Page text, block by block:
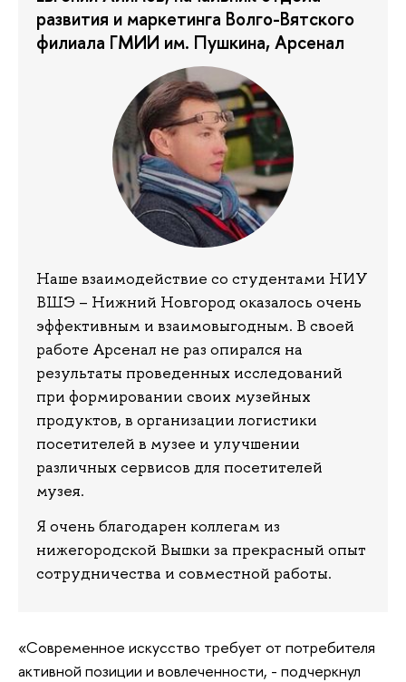
развития и маркетинга Волго-Вятского
филиала ГМИИ им. Пушкина, Арсенал
Наше взаимодействие со студентами НИУ
ВШЭ – Нижний Новгород оказалось очень
эффективным и взаимовыгодным. В своей
работе Арсенал не раз опирался на
результаты проведенных исследований
при формировании своих музейных
продуктов, в организации логистики
посетителей в музее и улучшении
различных сервисов для посетителей
музея.
Я очень благодарен коллегам из
нижегородской Вышки за прекрасный опыт
сотрудничества и совместной работы.
«Современное искусство требует от потребителя
активной позиции и вовлеченности, - подчеркнул